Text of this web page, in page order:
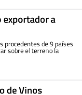
exportador a
procedentes de 9 países
sobre el terreno la
de Vinos